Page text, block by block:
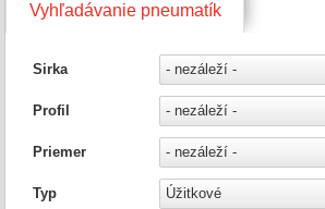
Vyhľadávanie pneumatík
Sirka
Profil
Priemer
Typ